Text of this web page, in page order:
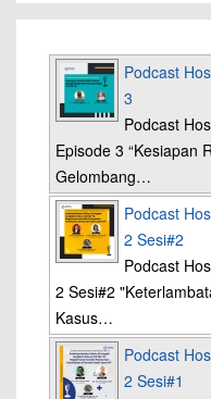
Podcast
3
Podcast
Episode 3 “Kesiapan
Gelombang…
Podcast
2 Sesi#2
Podcast
2 Sesi#2
Kasus…
Podcast
2 Sesi#1